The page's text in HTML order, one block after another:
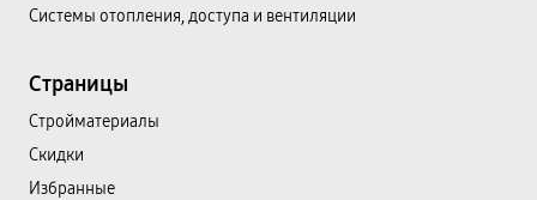
Системы отопления, доступа и вентиляции
Страницы
Cтройматериалы
Скидки
Избранные